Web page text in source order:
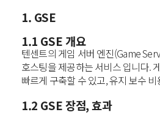
1. GSE
1.1 GSE 개요
텐센트의 게임 서버 엔진(Game
호스팅을 제공하는 서비스 입니다.
빠르게 구축할 수 있고, 유지 보수
1.2 GSE 장점, 효과